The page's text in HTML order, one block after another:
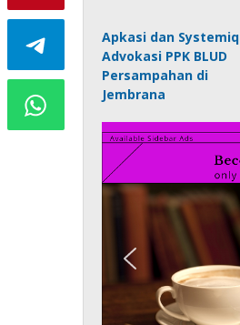
Apkasi dan Systemiq
Advokasi PPK BLUD
Persampahan di
Jembrana